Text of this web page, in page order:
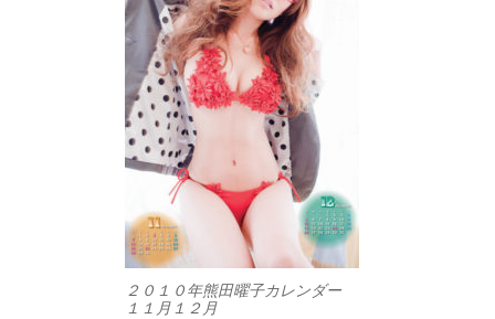
２０１０年熊田曜子カレンダー
１１月１２月